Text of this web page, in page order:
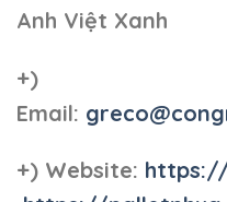
Anh Việt Xanh
+)
Email:
+) Website: